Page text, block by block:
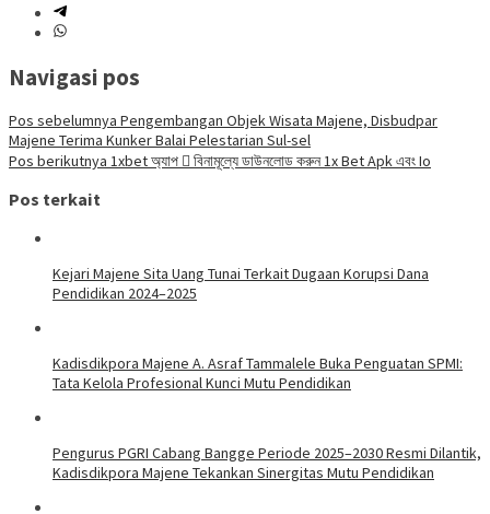
Navigasi pos
Pos sebelumnya Pengembangan Objek Wisata Majene, Disbudpar
Majene Terima Kunker Balai Pelestarian Sul-sel
Pos berikutnya 1xbet অ্যাপ 󾔥 বিনামূল্যে ডাউনলোড করুন 1x Bet Apk এবং Io
Pos terkait
Kejari Majene Sita Uang Tunai Terkait Dugaan Korupsi Dana
Pendidikan 2024–2025
Kadisdikpora Majene A. Asraf Tammalele Buka Penguatan SPMI:
Tata Kelola Profesional Kunci Mutu Pendidikan
Pengurus PGRI Cabang Bangge Periode 2025–2030 Resmi Dilantik,
Kadisdikpora Majene Tekankan Sinergitas Mutu Pendidikan